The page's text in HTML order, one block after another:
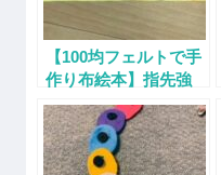
【100均フェルトで手
作り布絵本】指先強
化・生活習慣を楽しく
身に着ける仕掛けのア
イディアと作り方★